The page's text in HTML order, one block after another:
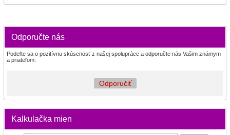
Odporučte nás
Podeľte sa o pozitívnu skúsenosť z našej spolupráce a odporučte nás Vašim známym
a priateľom:
Odporučiť
Kalkulačka mien